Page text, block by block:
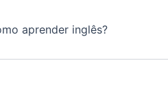
aprender inglês?